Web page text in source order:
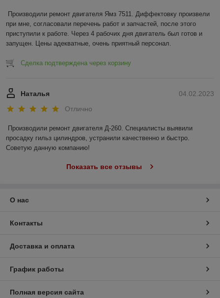
Производили ремонт двигателя Ямз 7511. Диффектовку произвели
при мне, согласовали перечень работ и запчастей, после этого
приступили к работе. Через 4 рабочих дня двигатель был готов и
запущен. Цены адекватные, очень приятный персонал.
Сделка подтверждена через корзину
04.02.2023
Наталья
Отлично
Производили ремонт двигателя Д-260. Специалисты выявили
просадку гильз цилиндров, устранили качественно и быстро.
Советую данную компанию!
Показать все отзывы
О нас
Контакты
Доставка и оплата
График работы
Полная версия сайта